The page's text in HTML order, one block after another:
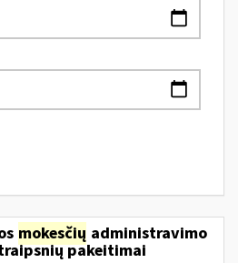
mokesčių administravimo
pakeitimai